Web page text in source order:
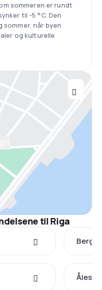
sommeren er rundt
til -5 °C. Den
når byen
og kulturelle
til Riga